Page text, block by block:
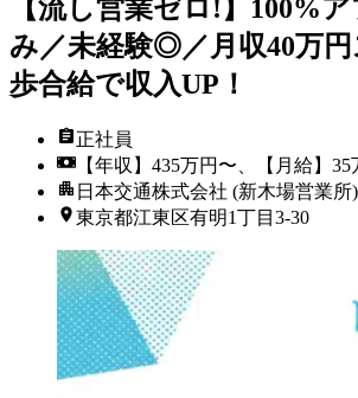
【流し営業ゼロ!】100%
み／未経験◎／月収40万円
歩合給で収入UP！
正社員
【年収】435万円〜、【月給】35
日本交通株式会社 (新木場営業所)
東京都江東区有明1丁目3-30